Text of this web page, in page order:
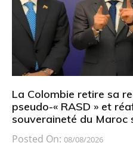
La Colombie retire sa
pseudo-« RASD » et
souveraineté du Maroc
Posted On: 08/08/2026